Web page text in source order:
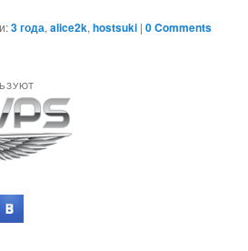
3 года,alice2k,hostsuki |0 Comments